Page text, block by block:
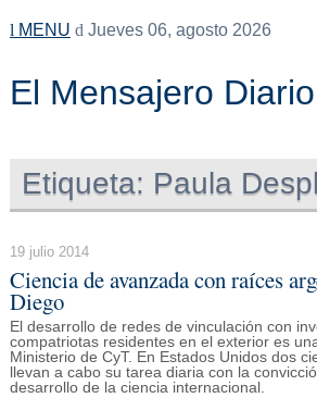
MENU Jueves 06, agosto 2026
El Mensajero Diario
Etiqueta: Paula
19 julio 2014
Ciencia de avanzada con raíces
Diego
El desarrollo de redes de vinculación con
compatriotas residentes en el exterior es
Ministerio de CyT. En Estados Unidos dos
llevan a cabo su tarea diaria con la
desarrollo de la ciencia internacional.